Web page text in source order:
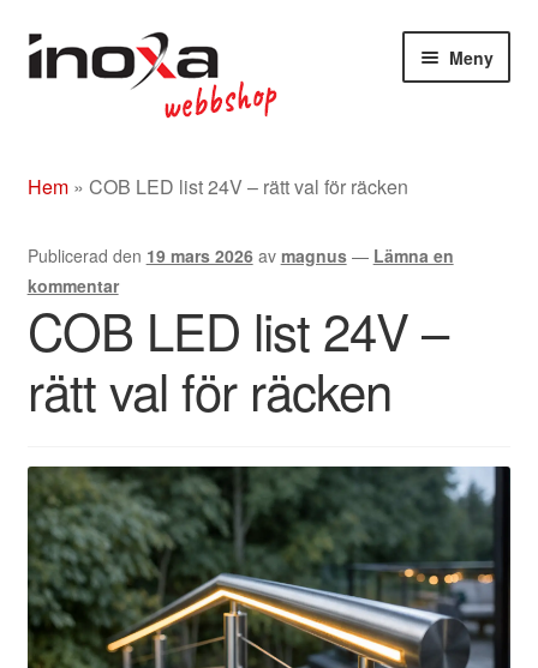
Hoppa
till
Hoppa
till
Meny
Om
Beslag rostfritt/mässing/svart
Entrétak
Hem» COB LED list 24V – rätt val för räcken
Publicerad den 19 mars 2026 av magnus — Lämna en
kommentar
COB LED list 24V –
rätt val för räcken